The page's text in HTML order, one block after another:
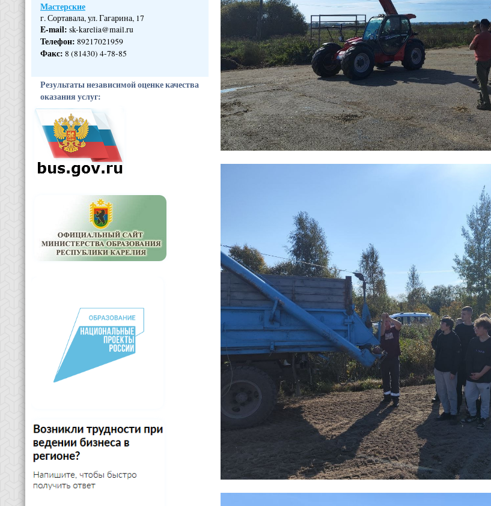
Мастерские
г. Сортавала, ул. Гагарина, 17
E-mail: sk-karelia@mail.ru
Телефон: 89217021959
Факс: 8 (81430) 4-78-85
Результаты независимой оценке качества
оказания услуг: